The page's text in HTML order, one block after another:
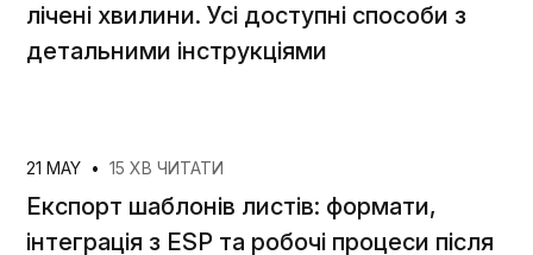
лічені хвилини. Усі доступні способи з
детальними інструкціями
21 MAY • 15 ХВ ЧИТАТИ
Експорт шаблонів листів: формати,
інтеграція з ESP та робочі процеси після